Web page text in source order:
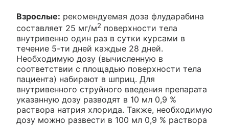
Взрослые: рекомендуемая доза флударабина
составляет 25 мг/м2 поверхности тела
внутривенно один раз в сутки курсами в
течение 5-ти дней каждые 28 дней.
Необходимую дозу (вычисленную в
соответствии с площадью поверхности тела
пациента) набирают в шприц. Для
внутривенного струйного введения препарата
указанную дозу разводят в 10 мл 0,9 %
раствора натрия хлорида. Также, необходимую
дозу можно развести в 100 мл 0,9 % раствора